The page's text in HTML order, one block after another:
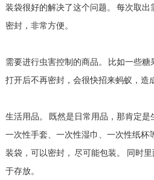
装袋很好的解决了这个问题。 每次取
密封，非常方便。
需要进行虫害控制的商品。 比如一些
打开后不再密封，会很快招来蚂蚁，造
生活用品。 既然是日常用品，那肯定
一次性手套、一次性湿巾、一次性纸杯
装袋，可以密封， 尽可能包装。 同时
于存放。